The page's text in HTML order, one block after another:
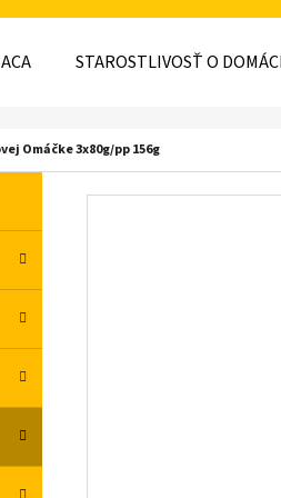
STAROSTLIVOSŤ O
Omáčke 3x80g/pp 156g
ČO